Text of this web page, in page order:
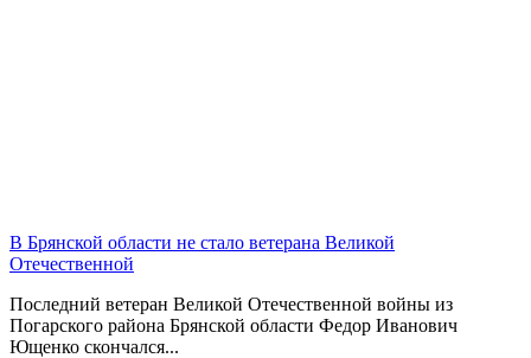
В Брянской области не стало ветерана Великой
Отечественной
Последний ветеран Великой Отечественной войны из
Погарского района Брянской области Федор Иванович
Ющенко скончался...